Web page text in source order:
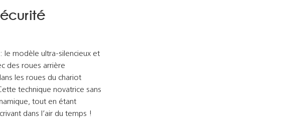
le modèle ultra-silencieux et
des roues arrière
les roues du chariot
technique novatrice sans
tout en étant
dans l’air du temps !